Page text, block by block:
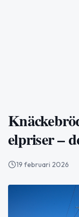
elpriser –
19 februari 2026